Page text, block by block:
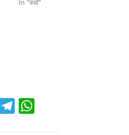
In "वर्धा"
Telegram